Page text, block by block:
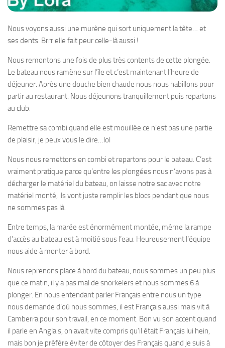
Nous voyons aussi une murène qui sort uniquement la tête… et
ses dents. Brrr elle fait peur celle-là aussi !
Nous remontons une fois de plus très contents de cette plongée.
Le bateau nous ramène sur l’île et c’est maintenant l’heure de
déjeuner. Après une douche bien chaude nous nous habillons pour
partir au restaurant. Nous déjeunons tranquillement puis repartons
au club.
Remettre sa combi quand elle est mouillée ce n’est pas une partie
de plaisir, je peux vous le dire…lol
Nous nous remettons en combi et repartons pour le bateau. C’est
vraiment pratique parce qu’entre les plongées nous n’avons pas à
décharger le matériel du bateau, on laisse notre sac avec notre
matériel monté, ils vont juste remplir les blocs pendant que nous
ne sommes pas là.
Entre temps, la marée est énormément montée, même la rampe
d’accès au bateau est à moitié sous l’eau. Heureusement l’équipe
nous aide à monter à bord.
Nous reprenons place à bord du bateau, nous sommes un peu plus
que ce matin, il y a pas mal de snorkelers et nous sommes 6 à
plonger. En nous entendant parler Français entre nous un type
nous demande d’où nous sommes, il est Français aussi mais vit à
Camberra pour son travail, en ce moment. Bon vu son accent quand
il parle en Anglais, on avait vite compris qu’il était Français lui hein,
mais bon je préfère éviter de côtoyer des Français quand je suis à